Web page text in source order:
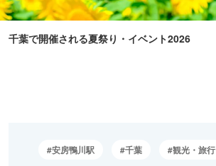
千葉で開催される夏祭り・イベント2026
安房鴨川駅 千葉 観光・旅行